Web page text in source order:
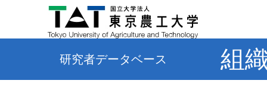
研究者データベース 組